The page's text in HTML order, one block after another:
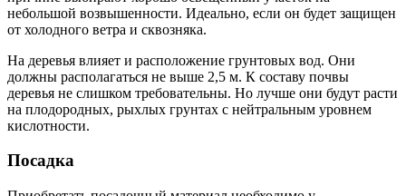
небольшой возвышенности. Идеально, если он будет защищен
от холодного ветра и сквозняка.
На деревья влияет и расположение грунтовых вод. Они
должны располагаться не выше 2,5 м. К составу почвы
деревья не слишком требовательны. Но лучше они будут расти
на плодородных, рыхлых грунтах с нейтральным уровнем
кислотности.
Посадка